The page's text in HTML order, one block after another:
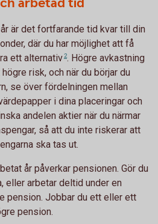
är det fortfarande tid kvar till din
där du har möjlighet att få
ett alternativ 2. Högre avkastning
risk, och när du börjar du
se över fördelningen mellan
i dina placeringar och
andelen aktier när du närmar
så att du inte riskerar att
ska tas ut.
år påverkar pensionen. Gör du
eller arbetar deltid under en
pension. Jobbar du ett eller ett
pension.